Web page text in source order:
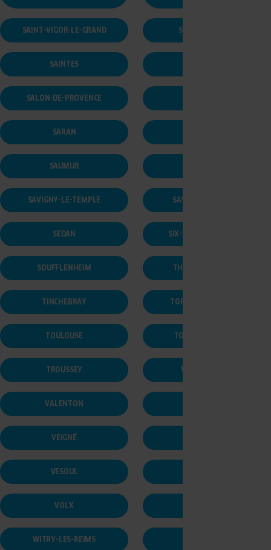
SAINT-VIGOR-LE-GRAND SAINTE-MAXIME
SAINTES
SALON-DE-PROVENCE
SARAN
SAUMUR
SAVIGNY-LE-TEMPLE SAVIGNY-SUR-ORGE
SEDAN SIX-FOUR-LES-PLAGES
SOUFFLENHEIM THONON LES BAINS
TINCHEBRAY TORIGNY-LES-VILLES
TOULOUSE TOURNAN-EN-BRIE
TROUSSEY VAL-DE-MEUSE
VALENTON
VEIGNÉ
VESOUL
VOLX
WITRY-LES-REIMS